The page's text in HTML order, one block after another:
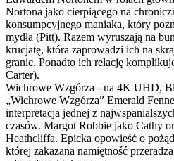
Nortona jako cierpiącego na
konsumpcyjnego maniaka, który
mydła (Pitt). Razem wyruszają na
krucjatę, która zaprowadzi ich na
granic. Ponadto ich relację
Carter).
Wichrowe Wzgórza - na 4K UHD,
„Wichrowe Wzgórza” Emerald
interpretacja jednej z
czasów. Margot Robbie jako Cathy
Heathcliffa. Epicka opowieść o
której zakazana namiętność